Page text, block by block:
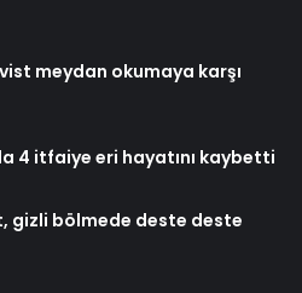
meydan okumaya karşı
4 itfaiye eri hayatını kaybetti
gizli bölmede deste deste